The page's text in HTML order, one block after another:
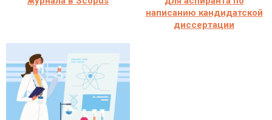
написанию кандидатской
диссертации